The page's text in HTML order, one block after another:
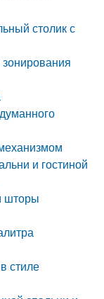
столик с
и гостиной
шторы
стиле